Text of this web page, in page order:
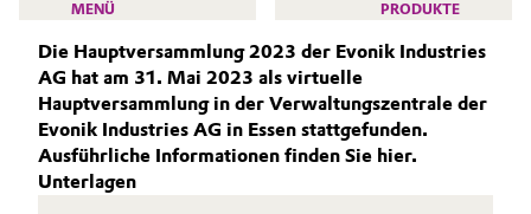
Aerospace
Agriculture
Animal Nutrition & Health
Automotive & Transportation
Innovation
Purpose
BVB Partnerschaft
MENÜ PRODUKTE
INVESTOREN
WARUM IN EVONIK INVESTIEREN?
Die Hauptversammlung 2023 der Evonik Industries
AG hat am 31. Mai 2023 als virtuelle
Hauptversammlung in der Verwaltungszentrale der
Evonik Industries AG in Essen stattgefunden.
Ausführliche Informationen finden Sie hier.
Unterlagen